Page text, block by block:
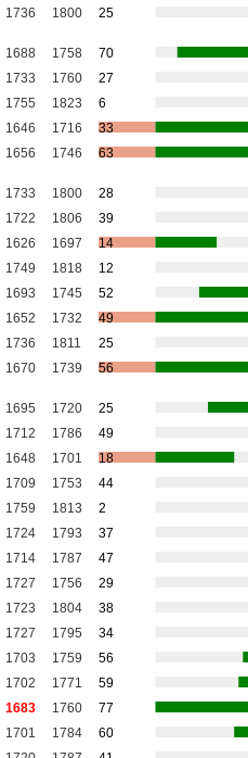
1736 1800 25
1688 1758
70
1733 1760
27
1755 1823
6
1646 1716
33
1656 1746 63
1733 1800
28
1722 1806
39
1626 1697
14
1749 1818
12
1693 1745
52
1652 1732
49
1736 1811
25
1670 1739 56
1695 1720
25
1712 1786
49
1648 1701
18
1709 1753
44
1759 1813
2
1724 1793
37
1714 1787
47
1727 1756
29
1723 1804
38
1727 1795
34
1703 1759
56
1702 1771
59
1683 1760
77
1701 1784
60